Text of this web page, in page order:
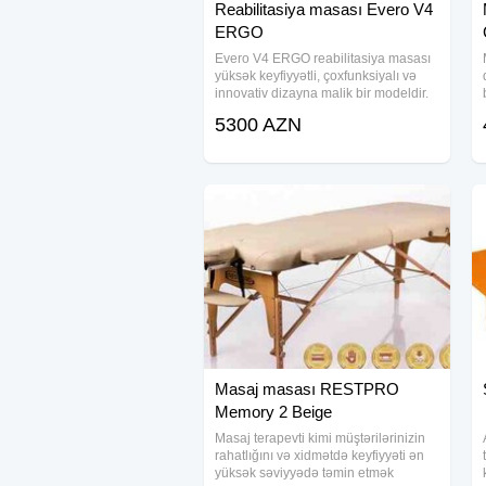
Reabilitasiya masası Evero V4
ERGO
Evero V4 ERGO reabilitasiya masası
yüksək keyfiyyətli, çoxfunksiyalı və
innovativ dizayna malik bir modeldir.
ergonomik çərçivəsi sayəsində bu
reabilitasiya
5300 AZN
Masaj masası RESTPRO
Memory 2 Beige
Masaj terapevti kimi müştərilərinizin
rahatlığını və xidmətdə keyfiyyəti ən
yüksək səviyyədə təmin etmək